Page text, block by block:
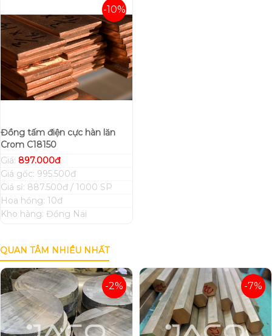
-10%
Đồng tấm điện cực hàn lăn
Crom C18150
Giá: 897.000đ
Giá gốc: 995.500đ
Giá sỉ: 887.500đ / 1000 SP
Hoa hồng: 10đ
Kho hàng: Đồng Nai
QUAN TÂM NHIỀU NHẤT
-2% -7%